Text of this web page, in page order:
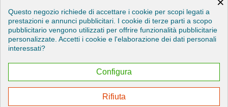
Categorie
Informazioni
Questo negozio richiede di accettare i cookie per scopi legati a
prestazioni e annunci pubblicitari. I cookie di terze parti a scopo
pubblicitario vengono utilizzati per offrire funzionalità pubblicitarie
personalizzate. Accetti i cookie e l'elaborazione dei dati personali
interessati?
Configura
Rifiuta